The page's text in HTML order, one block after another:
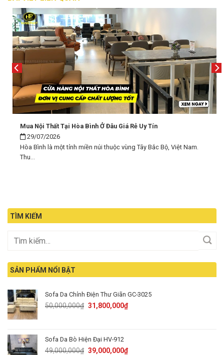
Mua Nội Thất Tại Hòa Bình Ở Đâu Giá Rẻ Uy Tín
29/07/2026
Hòa Bình là một tỉnh miền núi thuộc vùng Tây Bắc Bộ, Việt Nam.
Thu...
TÌM KIẾM
SẢN PHẨM NỔI BẬT
Sofa Da Chỉnh Điện Thư Giãn GC-3025
50,000,000₫ Original
31,800,000₫Current
Sofa Da Bò Hiện Đại HV-912
49,000,000₫ Original
39,000,000₫Current